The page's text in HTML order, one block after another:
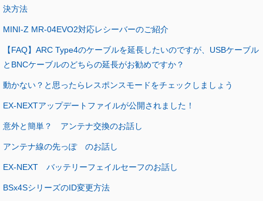
決方法
MINI-Z MR-04EVO2対応レシーバーのご紹介
【FAQ】ARC Type4のケーブルを延長したいのですが、USBケーブル
とBNCケーブルのどちらの延長がお勧めですか？
動かない？と思ったらレスポンスモードをチェックしましょう
EX-NEXTアップデートファイルが公開されました！
意外と簡単？ アンテナ交換のお話し
アンテナ線の先っぽ のお話し
EX-NEXT バッテリーフェイルセーフのお話し
BSx4SシリーズのID変更方法